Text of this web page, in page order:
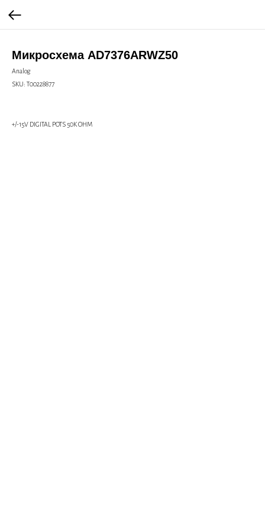
Микросхема AD7376ARWZ50
Analog
SKU: Т00228877
+/-15V DIGITAL POTS 50K OHM